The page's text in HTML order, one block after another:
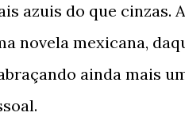
azuis do que cinzas.
novela mexicana,
ainda mais